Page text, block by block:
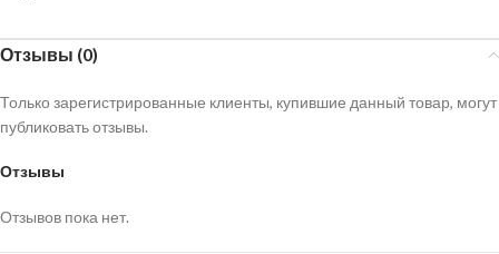
Отзывы (0)
Отзывы
Отзывов пока нет.
Только зарегистрированные клиенты, купившие данный товар, могут
публиковать отзывы.